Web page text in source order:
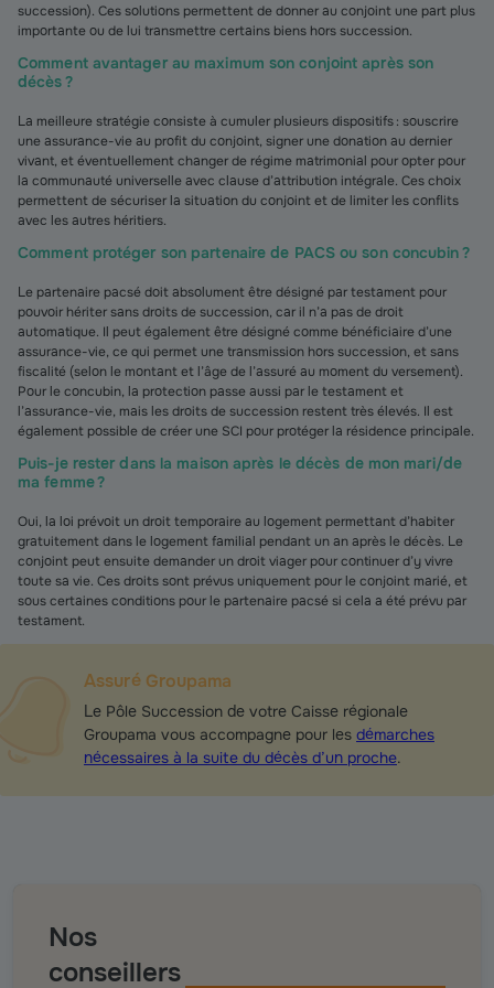
succession). Ces solutions permettent de donner au conjoint une part plus
importante ou de lui transmettre certains biens hors succession.
Comment avantager au maximum son conjoint après son
décès ?
La meilleure stratégie consiste à cumuler plusieurs dispositifs : souscrire
une assurance-vie au profit du conjoint, signer une donation au dernier
vivant, et éventuellement changer de régime matrimonial pour opter pour
la communauté universelle avec clause d’attribution intégrale. Ces choix
permettent de sécuriser la situation du conjoint et de limiter les conflits
avec les autres héritiers.
Comment protéger son partenaire de PACS ou son concubin ?
Le partenaire pacsé doit absolument être désigné par testament pour
pouvoir hériter sans droits de succession, car il n’a pas de droit
automatique. Il peut également être désigné comme bénéficiaire d’une
assurance-vie, ce qui permet une transmission hors succession, et sans
fiscalité (selon le montant et l’âge de l’assuré au moment du versement).
Pour le concubin, la protection passe aussi par le testament et
l’assurance-vie, mais les droits de succession restent très élevés. Il est
également possible de créer une SCI pour protéger la résidence principale.
Puis-je rester dans la maison après le décès de mon mari/de
ma femme ?
Oui, la loi prévoit un droit temporaire au logement permettant d’habiter
gratuitement dans le logement familial pendant un an après le décès. Le
conjoint peut ensuite demander un droit viager pour continuer d’y vivre
toute sa vie. Ces droits sont prévus uniquement pour le conjoint marié, et
sous certaines conditions pour le partenaire pacsé si cela a été prévu par
testament.
Assuré Groupama
Le Pôle Succession de votre Caisse régionale
Groupama vous accompagne pour les démarches
nécessaires à la suite du décès d’un proche.
Nos
conseillers